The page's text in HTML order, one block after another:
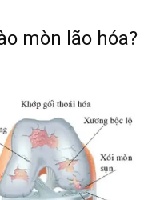
mòn lão hóa?